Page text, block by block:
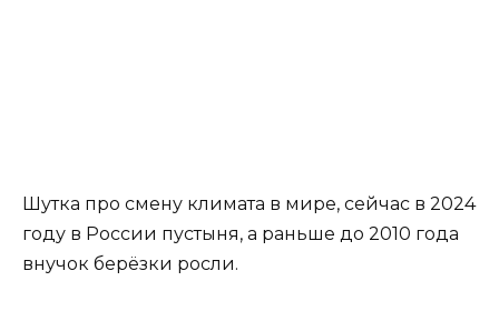
Шутка про смену климата в мире, сейчас в 2024
году в России пустыня, а раньше до 2010 года
внучок берёзки росли.